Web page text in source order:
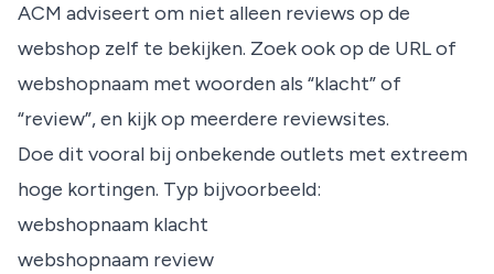
ACM adviseert om niet alleen reviews op de
webshop zelf te bekijken. Zoek ook op de URL of
webshopnaam met woorden als “klacht” of
“review”, en kijk op meerdere reviewsites.
Doe dit vooral bij onbekende outlets met extreem
hoge kortingen. Typ bijvoorbeeld:
webshopnaam klacht
webshopnaam review